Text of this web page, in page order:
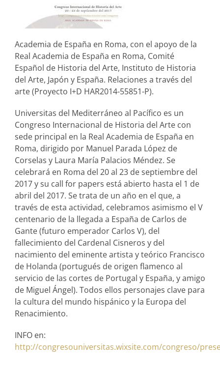
Academia de España en Roma, con el apoyo de la
Real Academia de España en Roma, Comité
Español de Historia del Arte, Instituto de Historia
del Arte, Japón y España. Relaciones a través del
arte (Proyecto I+D HAR2014-55851-P).
Universitas del Mediterráneo al Pacífico es un
Congreso Internacional de Historia del Arte con
sede principal en la Real Academia de España en
Roma, dirigido por Manuel Parada López de
Corselas y Laura María Palacios Méndez. Se
celebrará en Roma del 20 al 23 de septiembre del
2017 y su call for papers está abierto hasta el 1 de
abril del 2017. Se trata de un año en el que, a
través de esta actividad, celebramos asimismo el V
centenario de la llegada a España de Carlos de
Gante (futuro emperador Carlos V), del
fallecimiento del Cardenal Cisneros y del
nacimiento del eminente artista y teórico Francisco
de Holanda (portugués de origen flamenco al
servicio de las cortes de Portugal y España, y amigo
de Miguel Ángel). Todos ellos personajes clave para
la cultura del mundo hispánico y la Europa del
Renacimiento.
INFO en:
http://congresouniversitas.wixsite.com/congreso/